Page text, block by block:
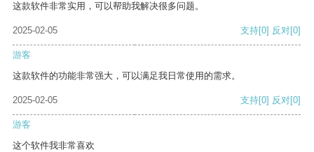
这款软件非常实用，可以帮助我解决很多问题。
2025-02-05 支持[0] 反对[0]
游客
这款软件的功能非常强大，可以满足我日常使用的需求。
2025-02-05 支持[0] 反对[0]
游客
这个软件我非常喜欢